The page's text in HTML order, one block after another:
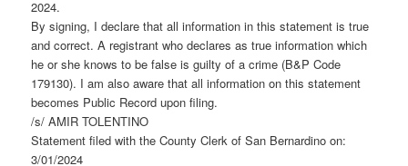
2024.
By signing, I declare that all information in this statement is true
and correct. A registrant who declares as true information which
he or she knows to be false is guilty of a crime (B&P Code
179130). I am also aware that all information on this statement
becomes Public Record upon filing.
/s/ AMIR TOLENTINO
Statement filed with the County Clerk of San Bernardino on:
3/01/2024